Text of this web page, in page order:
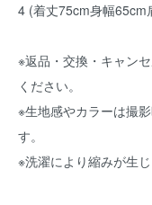
4 (着丈75cm身幅65cm
※返品・交換・キャン
ください。
※生地感やカラーは撮
す。
※洗濯により縮みが生じ